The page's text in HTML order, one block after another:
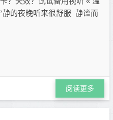
静的夜晚听来很舒服 静谧而
阅读更多